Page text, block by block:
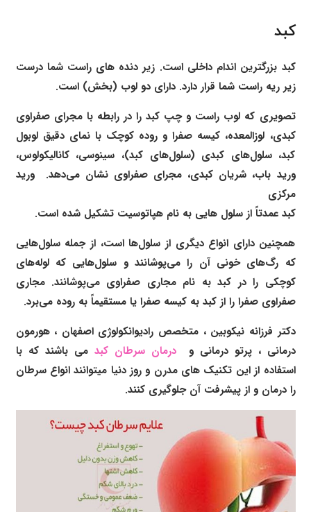
کبد
کبد بزرگترین اندام داخلی است. زیر دنده های راست شما درست
زیر ریه راست شما قرار دارد. دارای دو لوب (بخش) است.
تصویری که لوب راست و چپ کبد را در رابطه با مجرای صفراوی
کبدی، لوزالمعده، کیسه صفرا و روده کوچک با نمای دقیق لوبول
کبد، سلول‌های کبدی (سلول‌های کبد)، سینوسی، کانالیکولوس،
ورید باب، شریان کبدی، مجرای صفراوی نشان می‌دهد. ورید
مرکزی
کبد عمدتاً از سلول هایی به نام هپاتوسیت تشکیل شده است.
همچنین دارای انواع دیگری از سلول‌ها است، از جمله سلول‌هایی
که رگ‌های خونی آن را می‌پوشانند و سلول‌هایی که لوله‌های
کوچکی را در کبد به نام مجاری صفراوی می‌پوشانند. مجاری
صفراوی صفرا را از کبد به کیسه صفرا یا مستقیماً به روده می‌برد.
دکتر فرزانه نیکوبین ، متخصص رادیوانکولوژی اصفهان ، هورمون
درمانی ،پرتو درمانی و درمان سرطان کبد می باشند که با
استفاده از این تکنیک های مدرن و روز دنیا میتوانند انواع سرطان
را درمان و از پیشرفت آن جلوگیری کنند.